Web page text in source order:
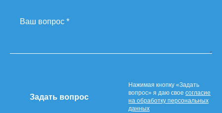
Ваш вопрос *
Нажимая кнопку «Задать
вопрос» я даю свое согласие
на обработку персональных
данных